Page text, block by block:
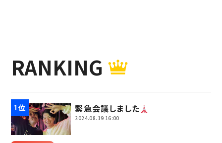
RANKING
緊急会議しました
2024.08.19 16:00